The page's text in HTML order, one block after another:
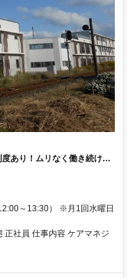
あり！ムリなく働き続けら
～13:30） ※月1回水曜日
正社員 仕事内容 ケアマネジ